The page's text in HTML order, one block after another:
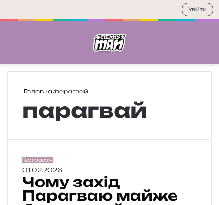
Головна/парагвай
парагвай
Ч
о
м
у
з
Географія
01.02.2026
Чому захід
Парагваю майже
Увійти